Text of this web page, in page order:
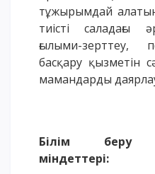
Бакалавриат
Магистратура
ОҚУ
тұжырымдай
тиісті саладағы
ғылыми-зерттеу,
басқару қызметін
мамандарды
Білім беру
міндеттері: